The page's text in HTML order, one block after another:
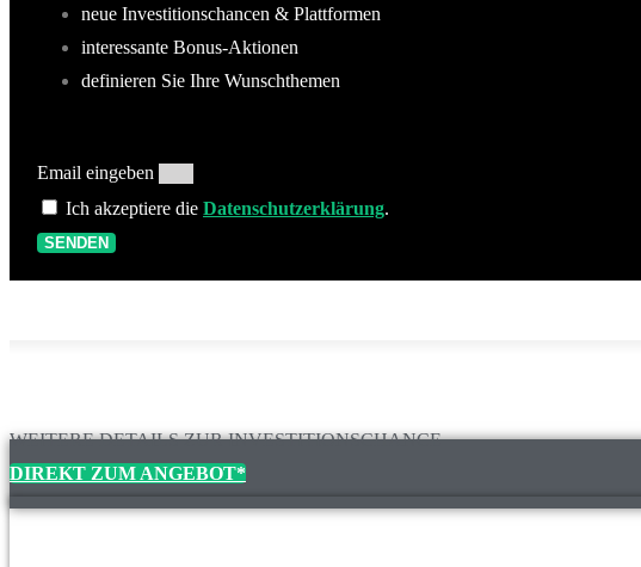
neue Investitionschancen & Plattformen
interessante Bonus-Aktionen
definieren Sie Ihre Wunschthemen
Email eingeben
Ich akzeptiere die Datenschutzerklärung.
SENDEN
WEITERE DETAILS ZUR INVESTITIONSCHANCE
DIREKT ZUM ANGEBOT*